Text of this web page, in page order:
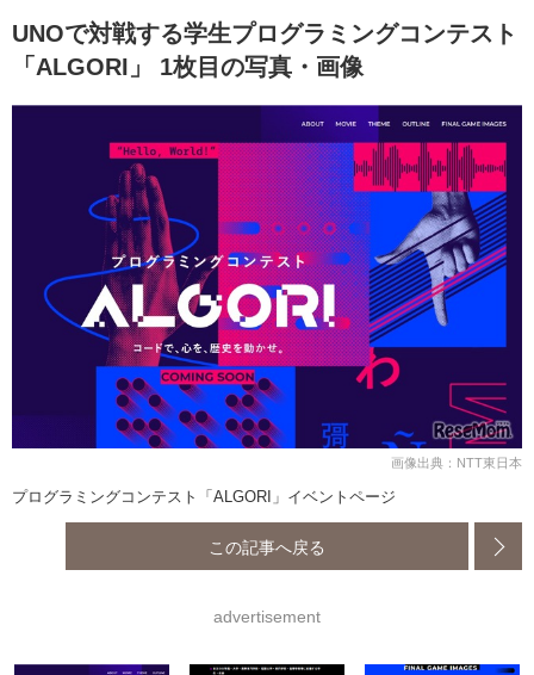
UNOで対戦する学生プログラミングコンテスト
「ALGORI」 1枚目の写真・画像
画像出典：NTT東日本
プログラミングコンテスト「ALGORI」イベントページ
この記事へ戻る
advertisement